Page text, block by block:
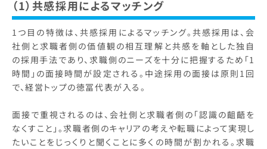
（1）共感採用によるマッチング
1つ目の特徴は、共感採用によるマッチング。共感採用は、会
社側と求職者側の価値観の相互理解と共感を軸とした独自
の採用手法であり、求職側のニーズを十分に把握するため「1
時間」の面接時間が設定される。中途採用の面接は原則1回
で、経営トップの徳冨代表が入る。
面接で重視されるのは、会社側と求職者側の「認識の齟齬を
なくすこと」。求職者側のキャリアの考えや転職によって実現し
たいことをじっくりと聞くことに多くの時間が割かれる。求職